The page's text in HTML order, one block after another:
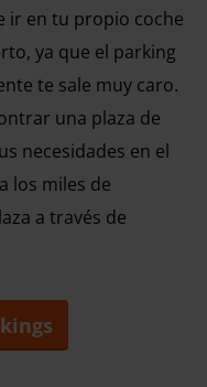
ir en tu propio coche
ya que el parking
te sale muy caro.
una plaza de
necesidades en el
los miles de
a través de